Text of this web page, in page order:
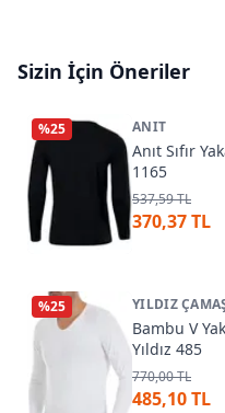
Sizin İçin Öneriler
%25 ANIT
Anıt Sıfır
1165
537,59 TL
370,37 TL
%25 YILDIZ
Bambu V
Yıldız 485
770,00 TL
485,10 TL